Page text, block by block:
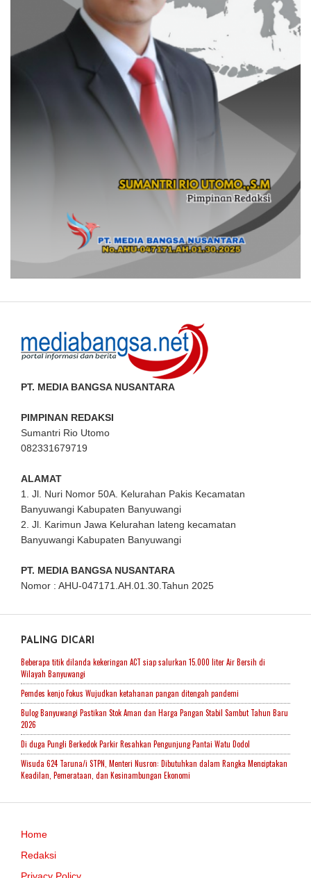
PT. MEDIA BANGSA NUSANTARA
PIMPINAN REDAKSI
Sumantri Rio Utomo
082331679719
ALAMAT
1. Jl. Nuri Nomor 50A. Kelurahan Pakis Kecamatan
Banyuwangi Kabupaten Banyuwangi
2. Jl. Karimun Jawa Kelurahan lateng kecamatan
Banyuwangi Kabupaten Banyuwangi
PT. MEDIA BANGSA NUSANTARA
Nomor : AHU-047171.AH.01.30.Tahun 2025
PALING DICARI
Beberapa titik dilanda kekeringan ACT siap salurkan 15.000 liter Air Bersih di
Wilayah Banyuwangi
Pemdes kenjo Fokus Wujudkan ketahanan pangan ditengah pandemi
Bulog Banyuwangi Pastikan Stok Aman dan Harga Pangan Stabil Sambut Tahun Baru
2026
Di duga Pungli Berkedok Parkir Resahkan Pengunjung Pantai Watu Dodol
Wisuda 624 Taruna/i STPN, Menteri Nusron: Dibutuhkan dalam Rangka Menciptakan
Keadilan, Pemerataan, dan Kesinambungan Ekonomi
Home
Redaksi